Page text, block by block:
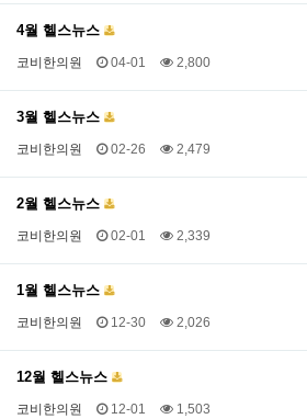
4월 헬스뉴스
코비한의원 04-01 2,800
3월 헬스뉴스
코비한의원 02-26 2,479
2월 헬스뉴스
코비한의원 02-01 2,339
1월 헬스뉴스
코비한의원 12-30 2,026
12월 헬스뉴스
코비한의원 12-01 1,503